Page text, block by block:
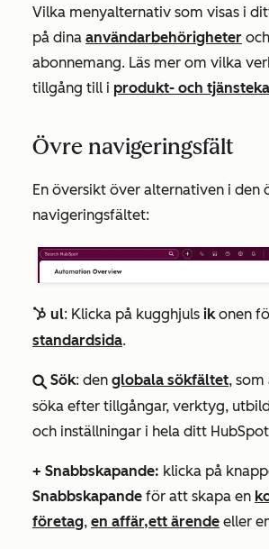
Vilka menyalternativ som visas i
på dina användarbehörigheter
abonnemang. Läs mer om vilka
tillgång till i produkt- och
Övre navigeringsfält
En översikt över alternativen i den
navigeringsfältet:
sprocket ul: Klicka på kugghjuls ikonen
standardsida.
search Sök: den globala sökfältet,
söka efter tillgångar, verktyg,
och inställningar i hela ditt
+ Snabbskapande: klicka på
Snabbskapande för att skapa en
företag, en affär,ett ärende eller